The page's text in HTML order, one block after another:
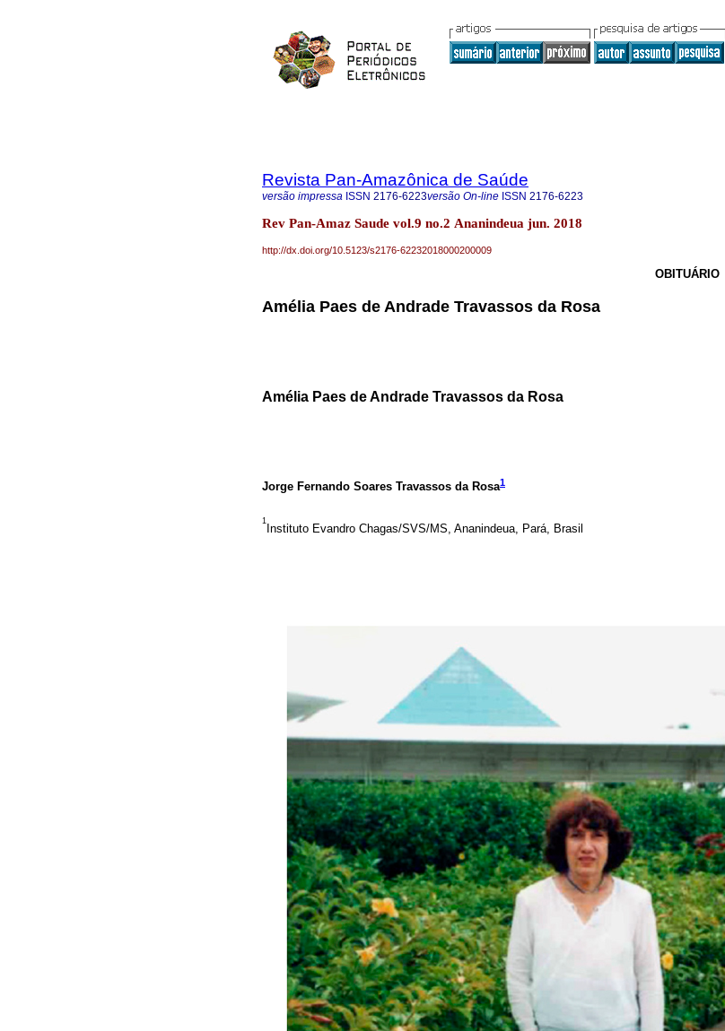
Revista Pan-Amazônica de Saúde
versão impressa ISSN 2176-6223versão On-line ISSN 2176-6223
Rev Pan-Amaz Saude vol.9 no.2 Ananindeua jun. 2018
http://dx.doi.org/10.5123/s2176-62232018000200009
OBITUÁRIO
Amélia Paes de Andrade Travassos da Rosa
Amélia Paes de Andrade Travassos da Rosa
Jorge Fernando Soares Travassos da Rosa1
1
Instituto Evandro Chagas/SVS/MS, Ananindeua, Pará, Brasil